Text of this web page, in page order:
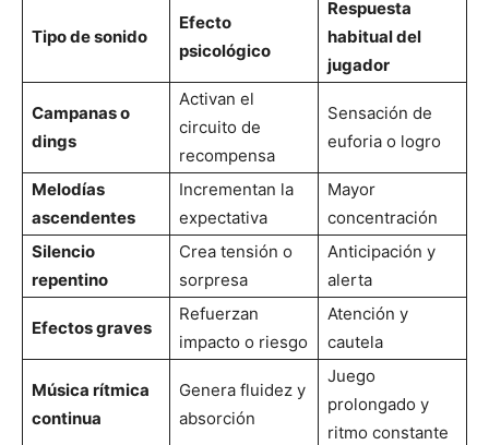
Tipo de sonido
Efecto
psicológico
Respuesta
habitual del
jugador
Campanas o
dings
Activan el
circuito de
recompensa
Sensación de
euforia o logro
Melodías
ascendentes
Incrementan la
expectativa
Mayor
concentración
Silencio
repentino
Crea tensión o
sorpresa
Anticipación y
alerta
Efectos graves
Refuerzan
impacto o riesgo
Atención y
cautela
Música rítmica
continua
Genera fluidez y
absorción
Juego
prolongado y
ritmo constante